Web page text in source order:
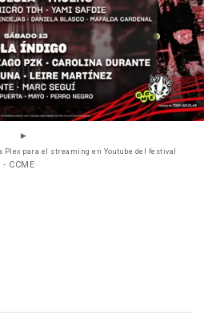
Plex para el streaming en Youtube del festival
- CCME